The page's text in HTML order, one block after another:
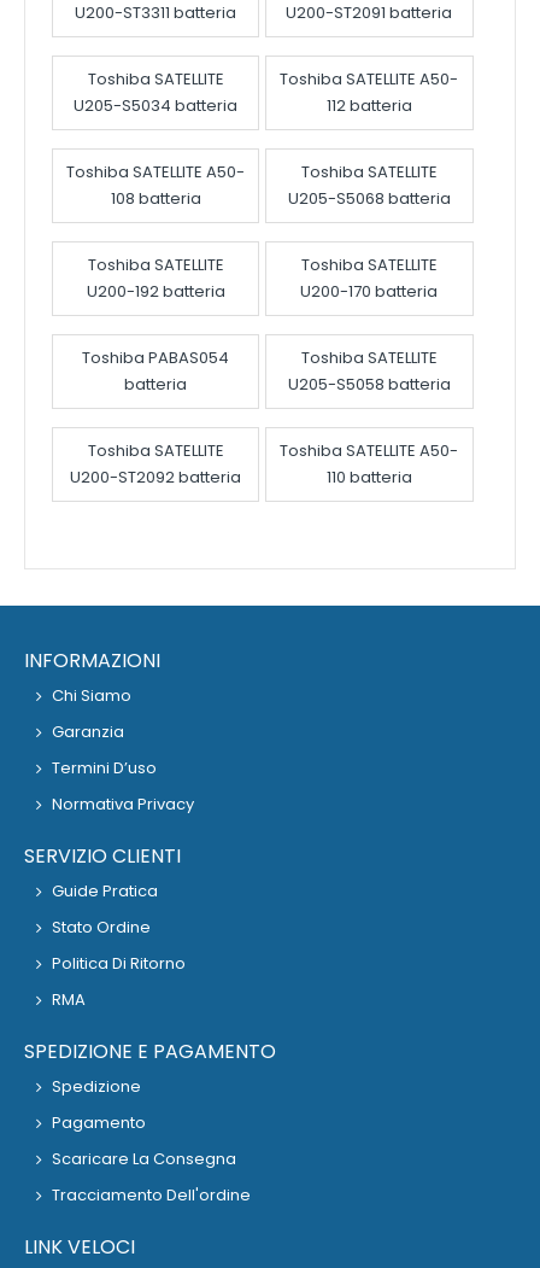
U200-ST3311 batteria
U200-ST2091 batteria
Toshiba SATELLITE
U205-S5034 batteria
Toshiba SATELLITE A50-
112 batteria
Toshiba SATELLITE A50-
108 batteria
Toshiba SATELLITE
U205-S5068 batteria
Toshiba SATELLITE
U200-192 batteria
Toshiba SATELLITE
U200-170 batteria
Toshiba PABAS054
batteria
Toshiba SATELLITE
U205-S5058 batteria
Toshiba SATELLITE
U200-ST2092 batteria
Toshiba SATELLITE A50-
110 batteria
INFORMAZIONI
Chi Siamo
Garanzia
Termini D’uso
Normativa Privacy
SERVIZIO CLIENTI
Guide Pratica
Stato Ordine
Politica Di Ritorno
RMA
SPEDIZIONE E PAGAMENTO
Spedizione
Pagamento
Scaricare La Consegna
Tracciamento Dell'ordine
LINK VELOCI